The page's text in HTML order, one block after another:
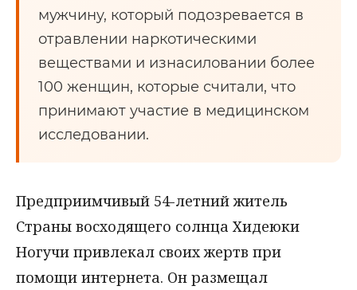
мужчину, который подозревается в
отравлении наркотическими
веществами и изнасиловании более
100 женщин, которые считали, что
принимают участие в медицинском
исследовании.
Предприимчивый 54-летний житель
Страны восходящего солнца Хидеюки
Ногучи привлекал своих жертв при
помощи интернета. Он размещал